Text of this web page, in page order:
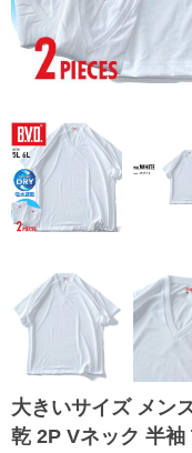
大きいサイズ メン
乾 2P Vネック 半